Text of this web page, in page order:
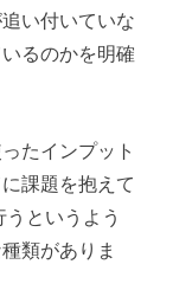
い付いていな
るのかを明確
たインプット
課題を抱えて
うというよう
類がありま